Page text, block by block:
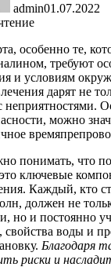
admin01.07.2022
особенно те,
требуют
и условиям
дарят не
неприятностями.
можно
понимать, что
ключевые
Каждый, кто
должен не
но и постоянно
свойства воды и
Благодаря
риски и